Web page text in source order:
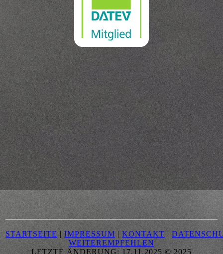
STARTSEITE|IMPRESSUM |KONTAKT |
WEITEREMPFEHLEN
LETZTE ÄNDERUNG: 17.11.2025 © 2025